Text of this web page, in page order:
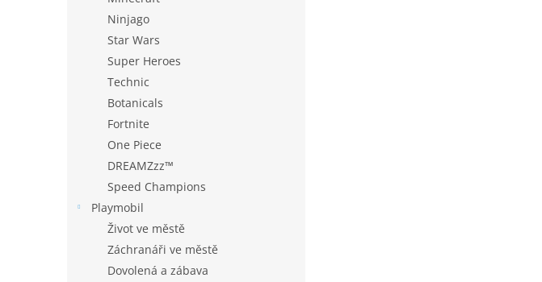
Ninjago
Star Wars
Super Heroes
Technic
Botanicals
Fortnite
One Piece
DREAMZzz™
Speed Champions
Playmobil
Život ve městě
Záchranáři ve městě
Dovolená a zábava